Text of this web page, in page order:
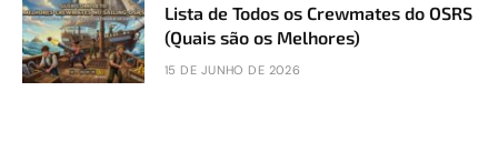
Lista de Todos os Crewmates do OSRS
(Quais são os Melhores)
15 DE JUNHO DE 2026